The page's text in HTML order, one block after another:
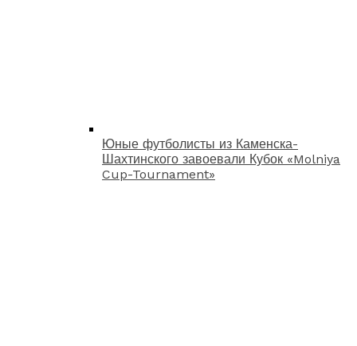
Юные футболисты из Каменска-
Шахтинского завоевали Кубок «Molniya
Cup-Tournament»